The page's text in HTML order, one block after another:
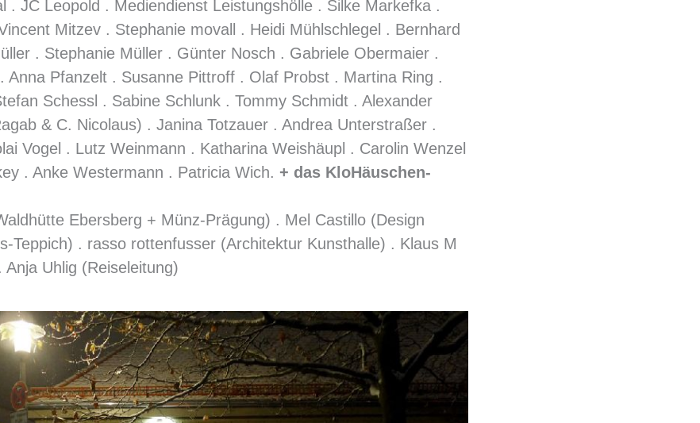
. JC Leopold . Mediendienst Leistungshölle . Silke Markefka .
Mitzev . Stephanie movall . Heidi Mühlschlegel . Bernhard
. Stephanie Müller . Günter Nosch . Gabriele Obermaier .
Anna Pfanzelt . Susanne Pittroff . Olaf Probst . Martina Ring .
Schessl . Sabine Schlunk . Tommy Schmidt . Alexander
& C. Nicolaus) . Janina Totzauer . Andrea Unterstraßer .
Vogel . Lutz Weinmann . Katharina Weishäupl . Carolin Wenzel
. Anke Westermann . Patricia Wich. + das KloHäuschen-
Ebersberg + Münz-Prägung) . Mel Castillo (Design
Teppich) . rasso rottenfusser (Architektur Kunsthalle) . Klaus M
Anja Uhlig (Reiseleitung)